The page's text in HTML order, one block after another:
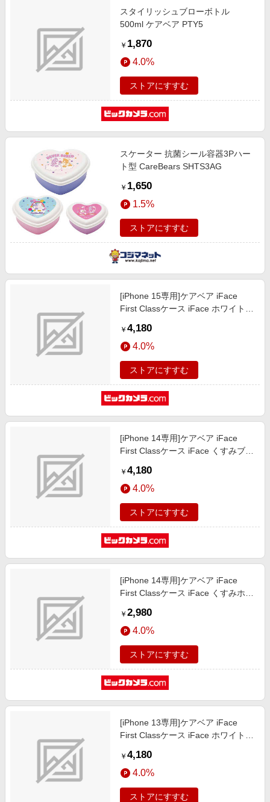
スタイリッシュブローボトル
500ml ケアベア PTY5
￥ 1,870
4.0%
ストアにすすむ
スケーター 抗菌シール容器3Pハー
ト型 CareBears SHTS3AG
￥ 1,650
1.5%
ストアにすすむ
[iPhone 15専用]ケアベア iFace
First Classケース iFace ホワイト/
￥ 4,180
4.0%
ストアにすすむ
[iPhone 14専用]ケアベア iFace
First Classケース iFace くすみブル
￥ 4,180
4.0%
ストアにすすむ
[iPhone 14専用]ケアベア iFace
First Classケース iFace くすみホワ
￥ 2,980
4.0%
ストアにすすむ
[iPhone 13専用]ケアベア iFace
First Classケース iFace ホワイト/
￥ 4,180
4.0%
ストアにすすむ